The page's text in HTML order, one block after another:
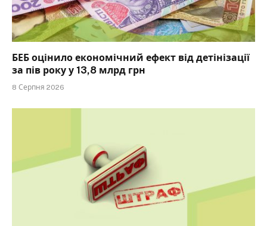
БЕБ оцінило економічний ефект від детінізації
за пів року у 13,8 млрд грн
8 Серпня 2026